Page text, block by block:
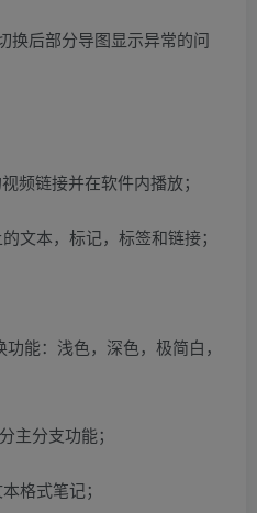
换后部分导图显示异常的问
频链接并在软件内播放；
文本，标记，标签和链接；
能：浅色，深色，极简白，
主分支功能；
格式笔记；